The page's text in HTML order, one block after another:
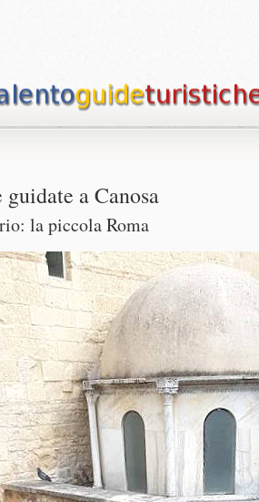
a Canosa
la piccola Roma